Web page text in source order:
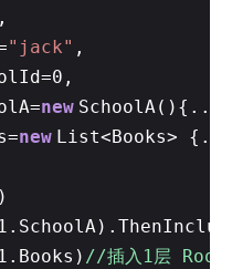
"jack" ,
new
new List<Books>
//插入1层